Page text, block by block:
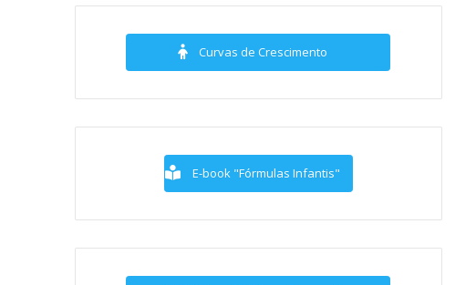
Curvas de Crescimento
E-book "Fórmulas Infantis"